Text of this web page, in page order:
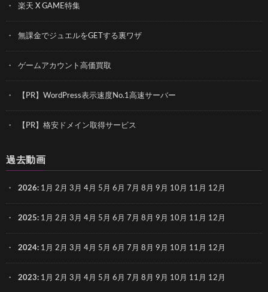
楽天 X GAME特集
無課金でジュエルをGETする裏ワザ
ゲームアカウント高価買取
【PR】WordPress表示速度No.1高速サーバー
【PR】格安ドメイン取得サービス
過去動画
2026: 1月 2月 3月 4月 5月 6月 7月 8月 9月 10月 11月 12月
2025: 1月 2月 3月 4月 5月 6月 7月 8月 9月 10月 11月 12月
2024: 1月 2月 3月 4月 5月 6月 7月 8月 9月 10月 11月 12月
2023: 1月 2月 3月 4月 5月 6月 7月 8月 9月 10月 11月 12月